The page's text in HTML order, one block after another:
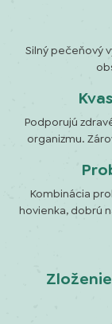
Silný pečeňový
Podporujú
organizmu.
Kombinácia
hovienka, dobrú
Zloženie